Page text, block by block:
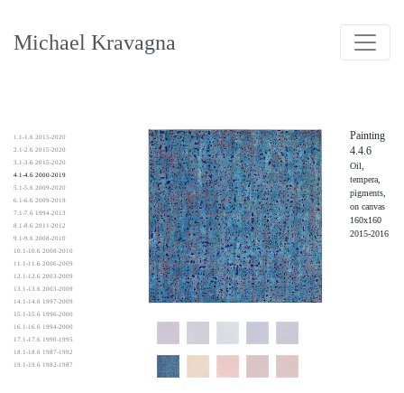
Michael Kravagna
1.1-1.6 2015-2020
2.1-2.6 2015-2020
3.1-3.6 2015-2020
4.1-4.6 2000-2019
5.1-5.6 2009-2020
6.1-6.6 2009-2019
7.1-7.6 1994-2013
8.1-8.6 2011-2012
9.1-9.6 2008-2010
10.1-10.6 2008-2010
11.1-11.6 2006-2009
12.1-12.6 2003-2009
13.1-13.6 2003-2009
14.1-14.6 1997-2009
15.1-15.6 1996-2000
16.1-16.6 1994-2000
17.1-17.6 1990-1995
18.1-18.6 1987-1992
19.1-19.6 1982-1987
Painting
4.4.6
Oil,
tempera,
pigments,
on canvas
160x160
2015-2016